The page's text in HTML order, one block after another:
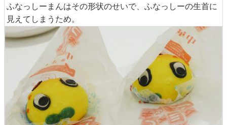
ふなっしーまんはその形状のせいで、ふなっしーの生首に
見えてしまうため。